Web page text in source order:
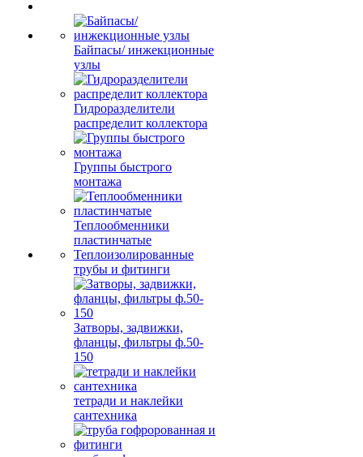
Байпасы/ инжекционные
узлы
Гидроразделители
распределит коллектора
Группы быстрого
монтажа
Теплообменники
пластинчатые
Теплоизолированные
трубы и фитинги
Затворы, задвижки,
фланцы, фильтры ф.50-
150
тетради и наклейки
сантехника